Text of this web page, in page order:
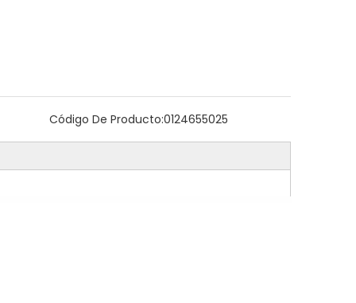
Código De Producto:0124655025